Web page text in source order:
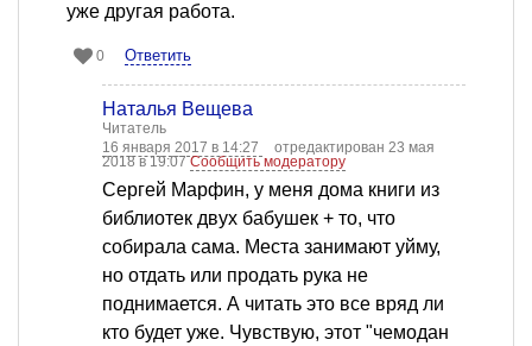
уже другая работа.
0 Ответить
Наталья Вещева
Читатель
16 января 2017 в 14:27
отредактирован 23 мая
2018 в 19:07Сообщить модератору
Сергей Марфин, у меня дома книги из
библиотек двух бабушек + то, что
собирала сама. Места занимают уйму,
но отдать или продать рука не
поднимается. А читать это все вряд ли
кто будет уже. Чувствую, этот "чемодан